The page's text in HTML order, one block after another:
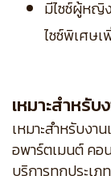
มีไซซ์ผู้หญิ
ไซซ์พิเศษเ
เหมาะสำหรับ
เหมาะสำหรับงา
อพาร์ตเมนต์ คอ
บริการทุกประเ